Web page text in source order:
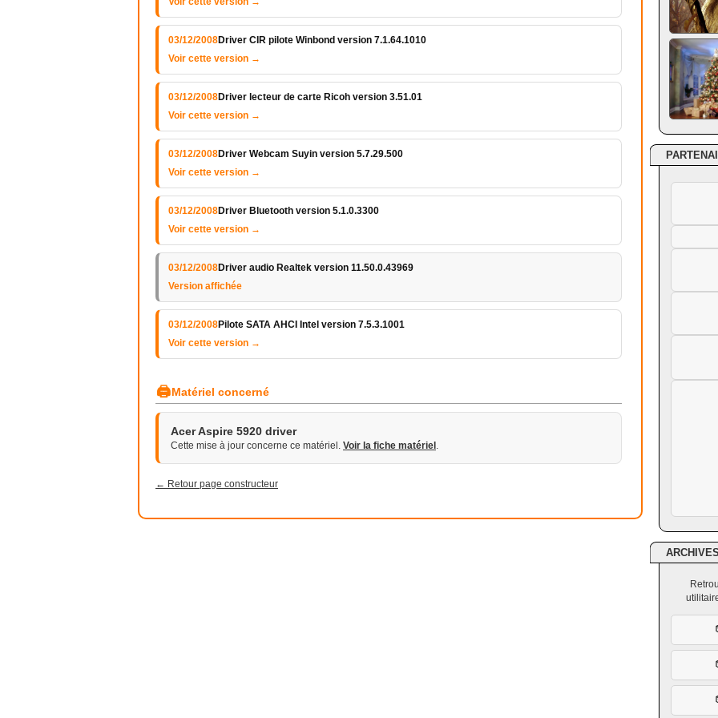
03/12/2008Driver CIR pilote Winbond version 7.1.64.1010
Voir cette version →
03/12/2008Driver lecteur de carte Ricoh version 3.51.01
Voir cette version →
03/12/2008Driver Webcam Suyin version 5.7.29.500
Voir cette version →
03/12/2008Driver Bluetooth version 5.1.0.3300
Voir cette version →
03/12/2008Driver audio Realtek version 11.50.0.43969
Version affichée
03/12/2008Pilote SATA AHCI Intel version 7.5.3.1001
Voir cette version →
🖨Matériel concerné
Acer Aspire 5920 driver
Cette mise à jour concerne ce matériel. Voir la fiche matériel .
← Retour page constructeur